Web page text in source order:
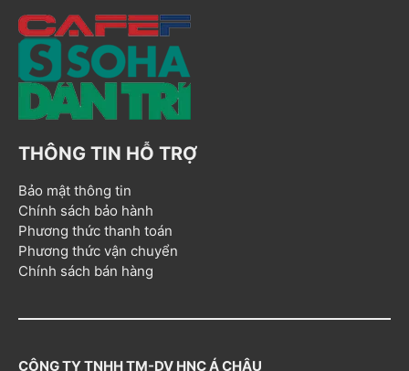
THÔNG TIN HỖ TRỢ
Bảo mật thông tin
Chính sách bảo hành
Phương thức thanh toán
Phương thức vận chuyển
Chính sách bán hàng
CÔNG TY TNHH TM-DV HNC Á CHÂU